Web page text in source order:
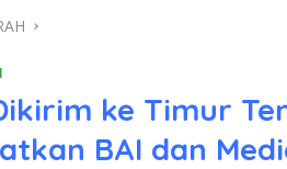
ke Timur
BAI dan